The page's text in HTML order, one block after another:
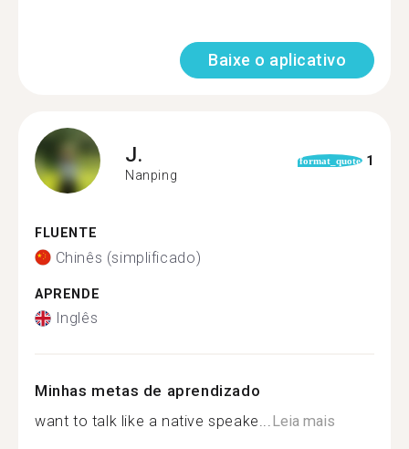
Baixe o aplicativo
J.
Nanping
format_quote 1
FLUENTE
Chinês (simplificado)
APRENDE
Inglês
Minhas metas de aprendizado
want to talk like a native speake...Leia mais